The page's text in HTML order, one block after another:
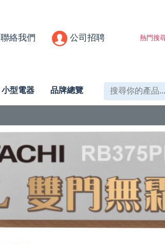
聯絡我們 公司招聘 熱門搜
小型電器 品牌總覽